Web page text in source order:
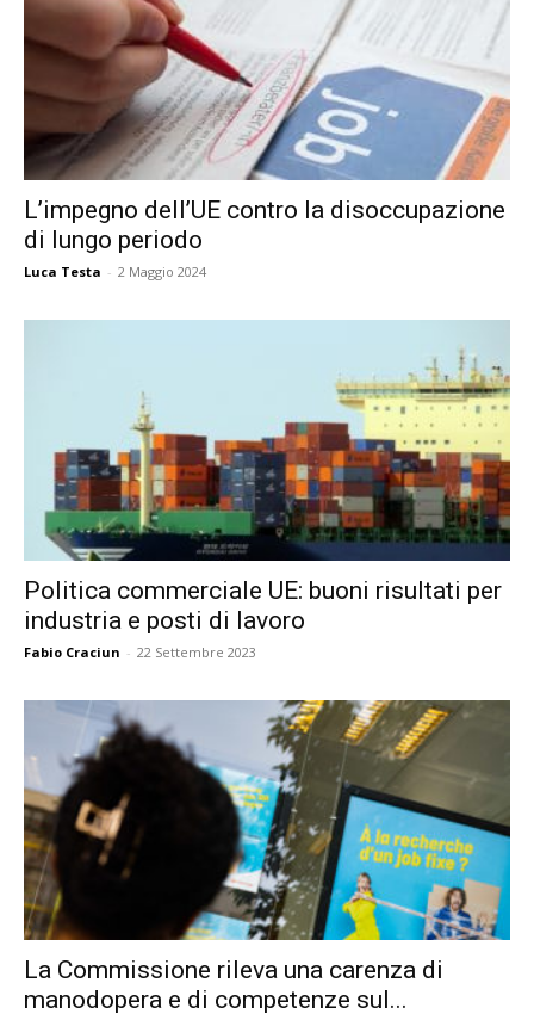
L’impegno dell’UE contro la disoccupazione
di lungo periodo
Luca Testa - 2 Maggio 2024
Politica commerciale UE: buoni risultati per
industria e posti di lavoro
Fabio Craciun - 22 Settembre 2023
La Commissione rileva una carenza di
manodopera e di competenze sul...